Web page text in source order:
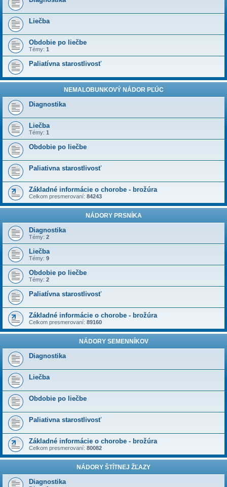
Liečba
Obdobie po liečbe
Témy: 1
Paliatívna starostlivosť
NEMALOBUNKOVÝ NÁDOR PĽÚC
Diagnostika
Liečba
Témy: 1
Obdobie po liečbe
Paliativna starostlivosť
Základné informácie o chorobe - brožúra
Celkom presmerovaní: 84243
NÁDORY PRSNÍKA
Diagnostika
Témy: 2
Liečba
Témy: 9
Obdobie po liečbe
Témy: 2
Paliatívna starostlivosť
Základné informácie o chorobe - brožúra
Celkom presmerovaní: 89160
NÁDORY SEMENNÍKOV
Diagnostika
Liečba
Obdobie po liečbe
Paliativna starostlivosť
Základné informácie o chorobe - brožúra
Celkom presmerovaní: 80082
NÁDORY ŠTÍTNEJ ŽĽAZY
Diagnostika